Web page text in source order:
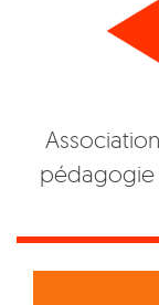
pédagogie